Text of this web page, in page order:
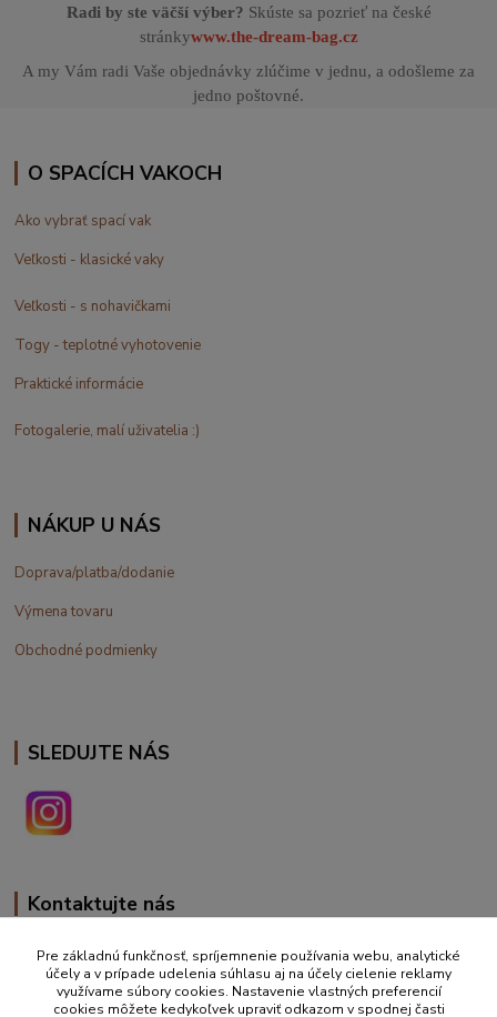
Radi by ste väčší výber? Skúste sa pozrieť na české
stránkywww.the-dream-bag.cz
A my Vám radi Vaše objednávky zlúčime v jednu, a odošleme za
jedno poštovné.
O SPACÍCH VAKOCH
Ako vybrať spací vak
Veľkosti - klasické vaky
Veľkosti - s nohavičkami
Togy - teplotné vyhotovenie
Praktické informácie
Fotogalerie, malí uživatelia :)
NÁKUP U NÁS
Doprava/platba/dodanie
Výmena tovaru
Obchodné podmienky
SLEDUJTE NÁS
Kontaktujte nás
+420 777 610 855
info@vakynaspanie.sk
Pre základnú funkčnosť, spríjemnenie používania webu, analytické
účely a v prípade udelenia súhlasu aj na účely cielenie reklamy
využívame súbory cookies. Nastavenie vlastných preferencií
cookies môžete kedykoľvek upraviť odkazom v spodnej časti